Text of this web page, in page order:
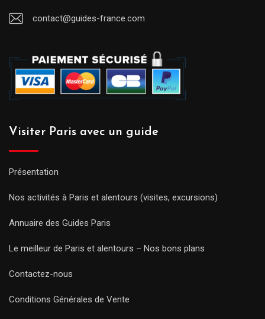
contact@guides-france.com
Visiter Paris avec un guide
Présentation
Nos activités à Paris et alentours (visites, excursions)
Annuaire des Guides Paris
Le meilleur de Paris et alentours – Nos bons plans
Contactez-nous
Conditions Générales de Vente